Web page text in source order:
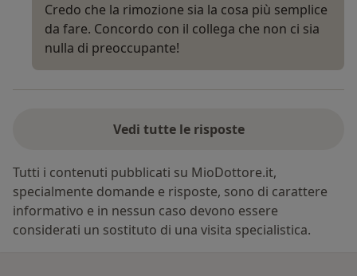
Credo che la rimozione sia la cosa più semplice
da fare. Concordo con il collega che non ci sia
nulla di preoccupante!
Vedi tutte le risposte
Tutti i contenuti pubblicati su MioDottore.it,
specialmente domande e risposte, sono di carattere
informativo e in nessun caso devono essere
considerati un sostituto di una visita specialistica.